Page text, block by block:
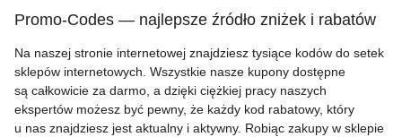
Promo-Codes — najlepsze źródło zniżek i rabatów
Na naszej stronie internetowej znajdziesz tysiące kodów do setek
sklepów internetowych. Wszystkie nasze kupony dostępne
są całkowicie za darmo, a dzięki ciężkiej pracy naszych
ekspertów możesz być pewny, że każdy kod rabatowy, który
u nas znajdziesz jest aktualny i aktywny. Robiąc zakupy w sklepie